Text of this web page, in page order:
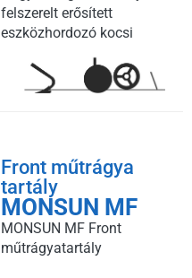
felszerelt erősített
eszközhordozó kocsi
Front műtrágya
tartály
MONSUN MF
MONSUN MF Front
műtrágyatartály